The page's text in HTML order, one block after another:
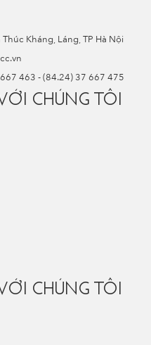
Kháng, Láng, TP Hà Nội
463 -(84.24) 37 667 475
CHÚNG TÔI
CHÚNG TÔI